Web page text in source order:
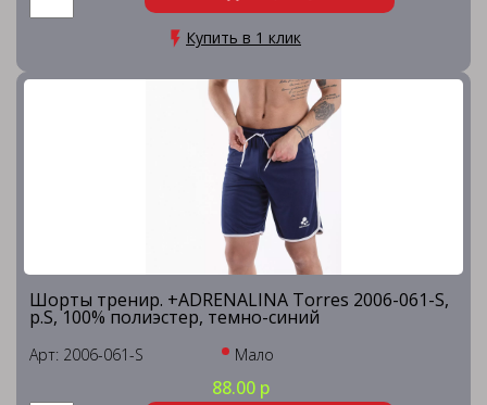
Купить в 1 клик
Шорты тренир. +ADRENALINA Torres 2006-061-S,
р.S, 100% полиэстер, темно-синий
Арт: 2006-061-S Мало
88.00 р